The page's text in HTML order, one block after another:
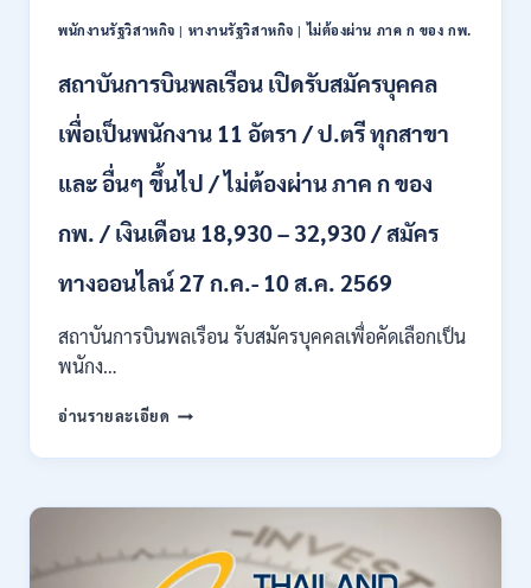
ONLINE
13
ส.ค.
ภาค
/
เดือน
/
13
25
สิงหาคม
2569
พนักงานรัฐวิสาหกิจ | หางานรัฐวิสาหกิจ |ไม่ต้องผ่าน ภาค ก ของ กพ.
สถาบันการบินพลเรือน เปิดรับสมัครบุคคล
เพื่อเป็นพนักงาน 11 อัตรา / ป.ตรี ทุกสาขา
และ อื่นๆ ขึ้นไป / ไม่ต้องผ่าน ภาค ก ของ
กพ. / เงินเดือน 18,930 – 32,930 / สมัคร
ทางออนไลน์ 27 ก.ค.- 10 ส.ค. 2569
สถาบันการบินพลเรือน รับสมัครบุคคลเพื่อคัดเลือกเป็น
พนักง…
อ่านรายละเอียด สถาบัน
บิน
เปิด
สมัคร
บุคคล